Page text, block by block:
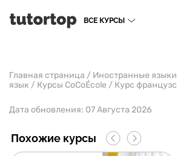
ВСЕ КУРСЫ
Главная страница / Иностранные языки
язык / Курсы CoCoÉcole /
Дата обновления: 07 Августа 2026
Похожие курсы